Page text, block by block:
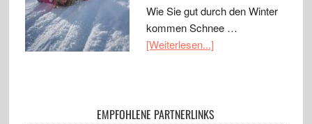
Wie Sie gut durch den Winter
kommen Schnee …
[Weiterlesen...]
EMPFOHLENE PARTNERLINKS